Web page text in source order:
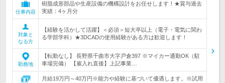
仕事内容
樹脂成形部品や生産設備の機構設計をお任せします！★賞与過去
実績：4ヶ月分
対象と
なる方
【経験を活かして活躍】＜必須＞短大卒以上（電子・電気に関わ
る学部学科）★3DCADの使用経験がある方は歓迎します！
勤務地
【転勤なし】 長野県千曲市大字戸倉397 ※マイカー通勤OK（駐
車場完備） 【雇入れ直後】上記事業…
月給19万円～40万円※能力や経験に基づいて優遇します。※試用